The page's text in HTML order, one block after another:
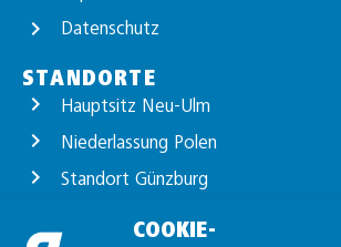
COOKIE-
Datenschutz
STANDORTE
Hauptsitz Neu-Ulm
Niederlassung Polen
Standort Günzburg